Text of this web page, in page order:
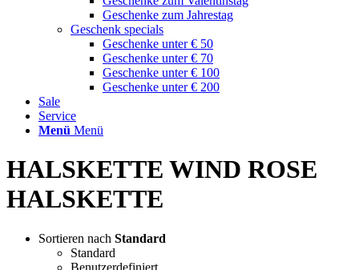
Geschenke zum Jahrestag
Geschenk specials
Geschenke unter € 50
Geschenke unter € 70
Geschenke unter € 100
Geschenke unter € 200
Sale
Service
Menü Menü
HALSKETTE WIND ROSE
HALSKETTE
Sortieren nach Standard
Standard
Benutzerdefiniert